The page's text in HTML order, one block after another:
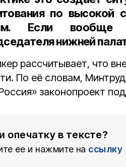
по высокой
Если вообще
нижней
рассчитывает, что
По её словам,
законопроект
опечатку в тексте?
ее и нажмите на ссылку